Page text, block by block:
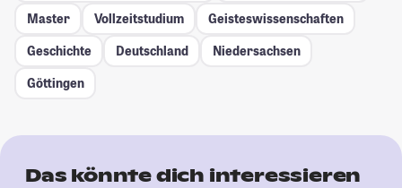
Master
Vollzeitstudium
Geisteswissenschaften
Geschichte
Deutschland
Niedersachsen
Göttingen
Das könnte dich interessieren